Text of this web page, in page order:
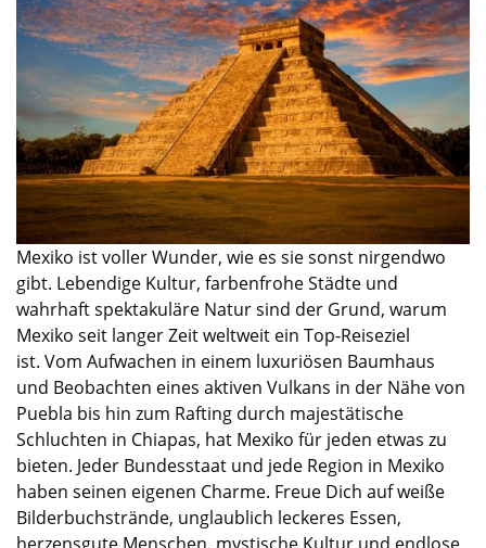
Mexiko ist voller Wunder, wie es sie sonst nirgendwo
gibt. Lebendige Kultur, farbenfrohe Städte und
wahrhaft spektakuläre Natur sind der Grund, warum
Mexiko seit langer Zeitweltweit ein Top-Reiseziel
ist. Vom Aufwachen in einem luxuriösen Baumhaus
und Beobachten eines aktiven Vulkans in der Nähe von
Puebla bis hin zum Rafting durch majestätische
Schluchten in Chiapas, hat Mexiko für jeden etwas zu
bieten. Jeder Bundesstaat und jede Region in Mexiko
haben seinen eigenen Charme. Freue Dich auf weiße
Bilderbuchstrände, unglaublich leckeres Essen,